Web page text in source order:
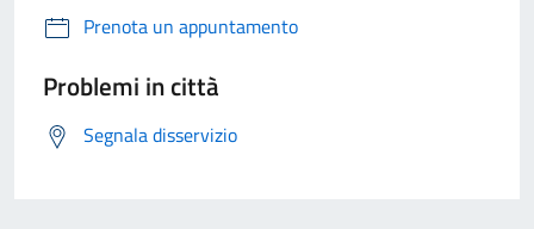
Prenota un appuntamento
Problemi in città
Segnala disservizio